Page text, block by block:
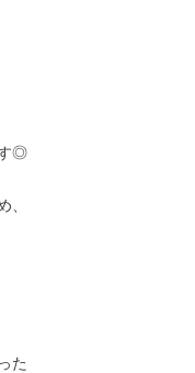
◎
、
た